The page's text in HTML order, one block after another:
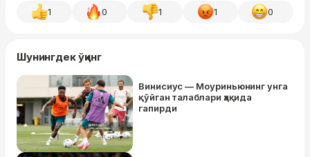
1 0 1 1 0
Шунингдек ўқинг
Винисиус — Моуриньюнинг унга
қўйган талаблари ҳақида
гапирди